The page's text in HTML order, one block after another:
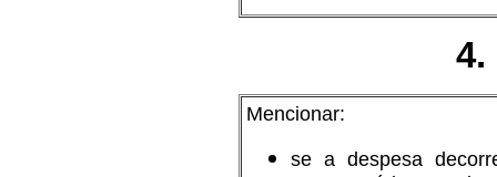
4.
Mencionar:
se a despesa